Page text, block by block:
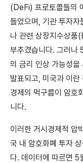
(DeFi) 프로토콜들의
들었으며, 기관 투자
나 관련 상장지수상품
부추겼습니다. 그러나
의 금리 인상 가능성
발표되고, 미국과 이란
경제의 먹구름이 암호
니다.
이러한 거시경제적 압
국 내 암호화폐 투자
다. 데이터에 따르면 5